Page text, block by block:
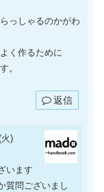
っしゃるのかがわ
く作るために
。
返信
)
います
質問ございまし